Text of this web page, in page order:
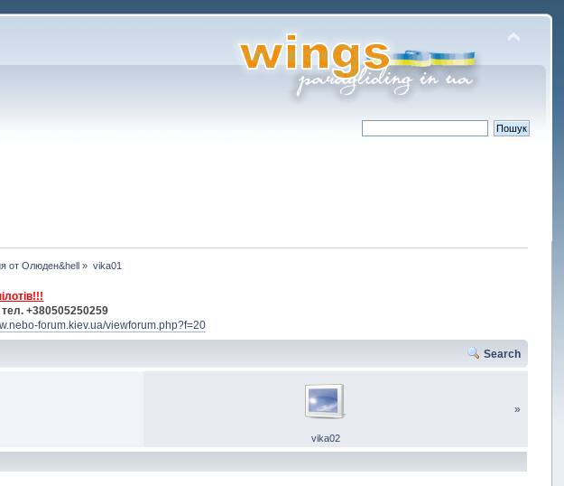
от Олюден&hell » vika01
+380505250259
forum.kiev.ua/viewforum.php?f=20
Search
»
vika02